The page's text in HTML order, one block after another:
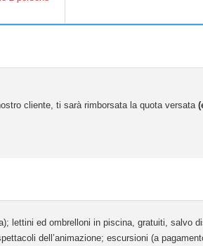
cliente, ti sarà rimborsata la quota versata
lettini ed ombrelloni in piscina, gratuiti, salvo
dell’animazione; escursioni (a